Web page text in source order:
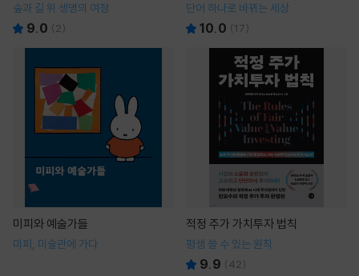
숲과 길 위 생명의 여정
9.0 ( 2)
단어 하나로 바뀌는 세상
10.0 (17)
미피와 예술가들
미피, 미술관에 가다
적정 주가 가치투자 법칙
평생 쓸 수 있는 원칙
9.9 (42)